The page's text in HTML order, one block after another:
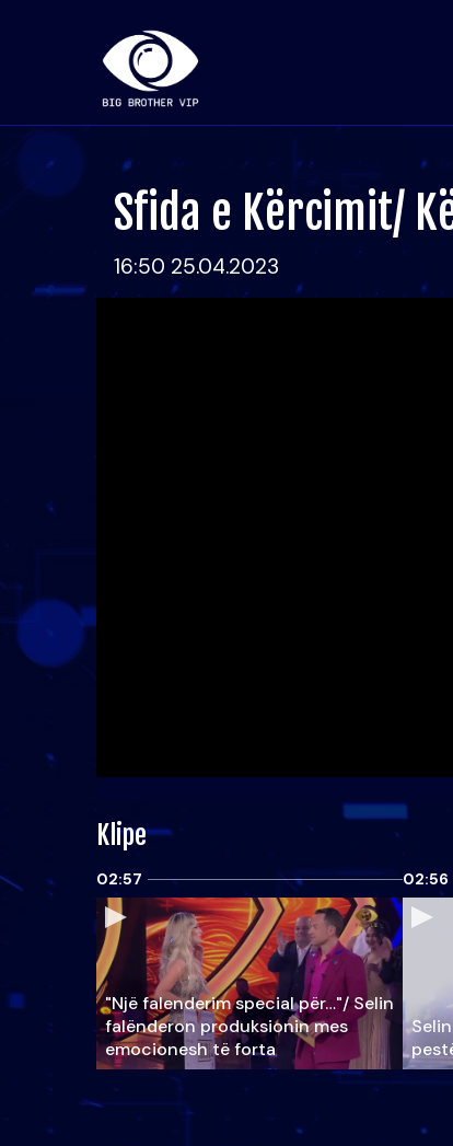
Sfida e Kërcimit/
16:50 25.04.2023
Klipe
02:57
"Një falenderim special për…"/ Selin
falënderon produksionin mes
emocionesh të forta
02:56